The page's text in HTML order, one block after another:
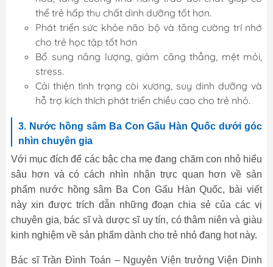
thể trẻ hấp thu chất dinh dưỡng tốt hơn.
Phát triển sức khỏe não bộ và tăng cường trí nhớ
cho trẻ học tập tốt hơn
Bổ sung năng lượng, giảm căng thẳng, mệt mỏi,
stress.
Cải thiện tình trạng còi xương, suy dinh dưỡng và
hỗ trợ kích thích phát triển chiều cao cho trẻ nhỏ.
3. Nước hồng sâm Ba Con Gấu Hàn Quốc dưới góc
nhìn chuyên gia
Với mục đích để các bậc cha mẹ đang chăm con nhỏ hiểu
sâu hơn và có cách nhìn nhận trực quan hơn về sản
phẩm nước hồng sâm Ba Con Gấu Hàn Quốc, bài viết
này xin được trích dẫn những đoạn chia sẻ của các vị
chuyên gia, bác sĩ và dược sĩ uy tín, có thâm niên và giàu
kinh nghiệm về sản phẩm dành cho trẻ nhỏ đang hot này.
Bác sĩ Trần Đình Toán – Nguyên Viện trưởng Viện Dinh